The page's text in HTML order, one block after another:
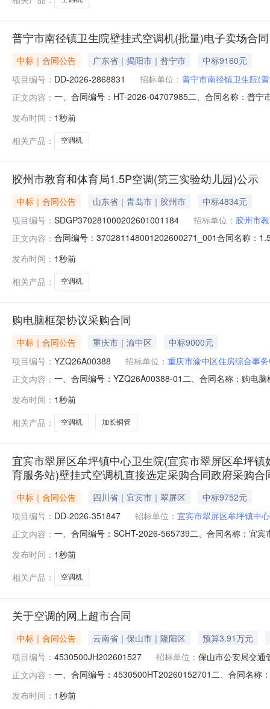
普宁市南径镇卫生院壁挂式空调机(批量)电子卖场合同
中标｜合同公告 广东省｜揭阳市｜普宁市
中标9160元
项目编号： DD-2026-2868831 招标单位： 普宁市南径镇卫生院(
正文内容： 一、合同编号：HT-2026-04707985二、合同名称：普
址：广州市白云区金沙洲上元里大街一巷横一巷26号
发布时间： 1秒前
相关产品：
空调机
胶州市教育和体育局1.5P空调(第三实验幼儿园)公示
中标｜合同公告 山东省｜青岛市｜胶州市
中标4834元
项目编号： SDGP370281000202601001184 招标单位： 胶州市
正文内容： 合同编号：370281148001202600271_001合同名称：
18663939227合同签订日期：2026-07-15合同金额：
发布时间： 1秒前
相关产品：
空调机
购电脑框架协议采购合同
中标｜合同公告 重庆市｜渝中区
中标9000元
项目编号： YZQ26A00388 招标单位： 重庆市渝中区住房综合事
正文内容： 一、合同编号：YZQ26A00388-01二、合同名称：购电
要信息主要标的名称：美的（Midea）规格型号（或服
发布时间： 1秒前
相关产品：
空调机 加长铜管
宜宾市翠屏区牟坪镇中心卫生院(宜宾市翠屏区牟坪
育服务站)壁挂式空调机直接选定采购合同政府采购合
中标｜合同公告 四川省｜宜宾市｜翠屏区
中标9752元
项目编号： DD-2026-351847 招标单位： 宜宾市翠屏区牟坪镇中
正文内容： 一、合同编号：SCHT-2026-565739二、合同名称：宜
中心卫生院（宜宾市翠屏区牟坪镇妇幼保健计划生育服
大观楼
发布时间： 1秒前
相关产品：
空调机
关于空调的网上超市合同
中标｜合同公告 云南省｜保山市｜隆阳区
预算3.91万元
项目编号： 4530500JH202601527 招标单位： 保山市公安局交通
正文内容： 一、合同编号：4530500HT20260152701二、合同名称
区板桥镇板桥街联系方式：18608863190六、合同主要
发布时间： 1秒前